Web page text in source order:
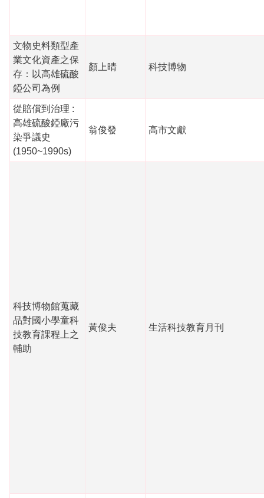
文物史料類型產
業文化資產之保
存：以高雄硫酸
錏公司為例
顏上晴 科技博物
從賠償到治理 :
高雄硫酸錏廠污
染爭議史
(1950~1990s)
翁俊發 高市文獻
科技博物館蒐藏
品對國小學童科
技教育課程上之
輔助
黃俊夫 生活科技教育月刊